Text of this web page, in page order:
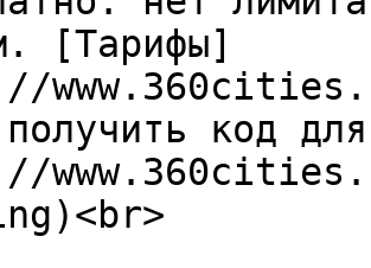
[Тарифы]